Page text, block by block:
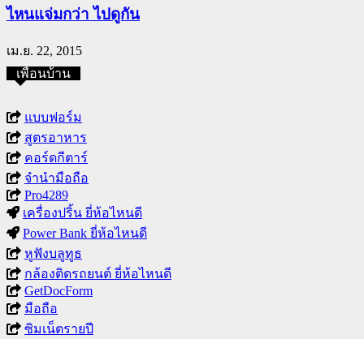
ไหนแจ่มกว่า ไปดูกัน
เม.ย. 22, 2015
เพื่อนบ้าน
แบบฟอร์ม
สูตรอาหาร
คอร์ดกีตาร์
จำนำมือถือ
Pro4289
เครื่องปริ้น ยี่ห้อไหนดี
Power Bank ยี่ห้อไหนดี
หูฟังบลูทูธ
กล้องติดรถยนต์ ยี่ห้อไหนดี
GetDocForm
มือถือ
ซิมเน็ตรายปี